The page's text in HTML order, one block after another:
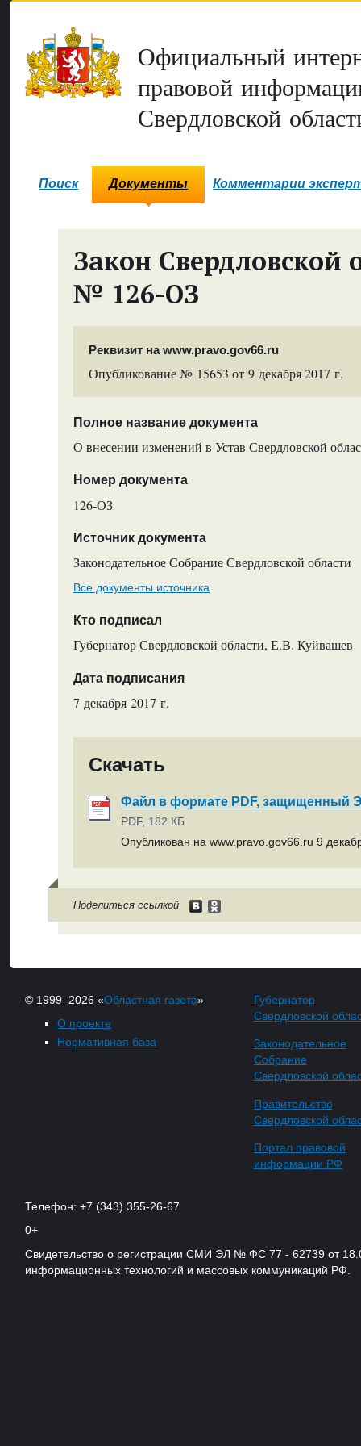
Официальный
правовой
Свердловской
Поиск Документы Комментарии
Закон Свердловской
№ 126-ОЗ
Реквизит на www.pravo.gov66.ru
Опубликование № 15653 от 9 декабря 2017 г.
Полное название документа
О внесении изменений в Устав Свердловской
Номер документа
126-ОЗ
Источник документа
Законодательное Собрание Свердловской области
Все документы источника
Кто подписал
Губернатор Свердловской области, Е.В. Куйвашев
Дата подписания
7 декабря 2017 г.
Скачать
Файл в формате PDF, защищенный
PDF, 182 КБ
Опубликован на www.pravo.gov66.ru 9
Поделиться ссылкой
© 1999–2026 «Областная газета»
О проекте
Нормативная база
Губернатор
Свердловской
Законодательное
Собрание
Свердловской
Правительство
Свердловской
Портал правовой
информации РФ
Телефон: +7 (343) 355-26-67
0+
Свидетельство о регистрации СМИ ЭЛ № ФС 77 - 62739 от
информационных технологий и массовых коммуникаций РФ.